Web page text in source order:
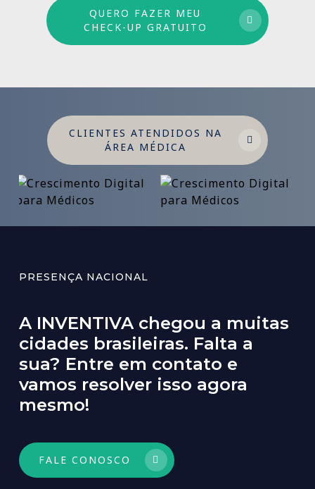
QUERO FAZER MEU
CHECK-UP GRATUITO
CLIENTES ATENDIDOS NA
ÁREA MÉDICA
PRESENÇA NACIONAL
A INVENTIVA chegou a muitas
cidades brasileiras. Falta a
sua? Entre em contato e
vamos resolver isso agora
mesmo!
FALE CONOSCO